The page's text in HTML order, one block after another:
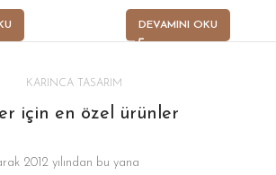
DEVAMINI OKU
KARINCA TASARIM
için en özel ürünler
2012 yılından bu yana